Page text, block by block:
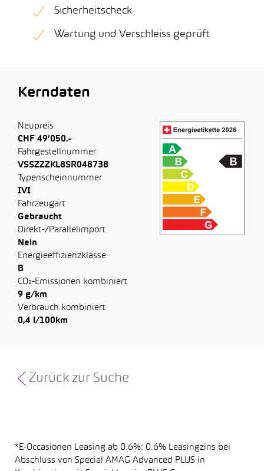
Sicherheitscheck
Wartung und Verschleiss geprüft
Kerndaten
Neupreis
CHF 49’050.-
Fahrgestellnummer
VSSZZZKL8SR048738
Typenscheinnummer
IVI
Fahrzeugart
Gebraucht
Direkt-/Parallelimport
Nein
Energieeffizienzklasse
B
CO₂-Emissionen kombiniert
9 g/km
Verbrauch kombiniert
0,4 l/100km
Zurück zur Suche
*E-Occasionen Leasing ab 0.6%: 0.6% Leasingzins bei
Abschluss von Special AMAG Advanced PLUS in